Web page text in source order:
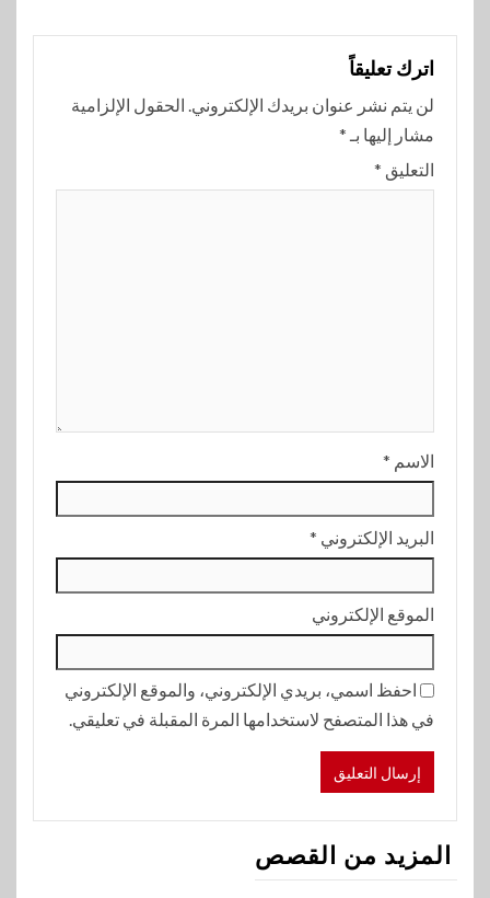
اترك تعليقاً
لن يتم نشر عنوان بريدك الإلكتروني. الحقول الإلزامية
مشار إليها بـ *
التعليق *
الاسم *
البريد الإلكتروني *
الموقع الإلكتروني
احفظ اسمي، بريدي الإلكتروني، والموقع الإلكتروني
في هذا المتصفح لاستخدامها المرة المقبلة في تعليقي.
المزيد من القصص